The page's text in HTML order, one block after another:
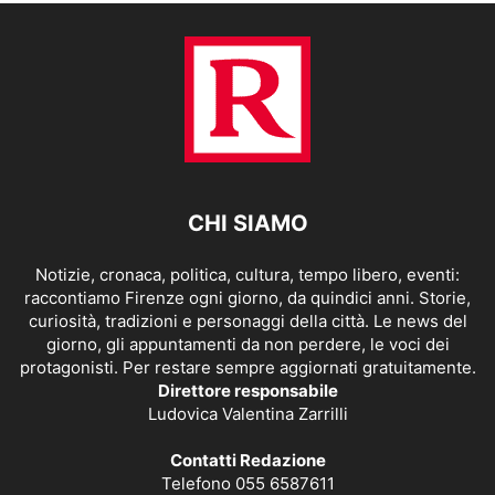
CHI SIAMO
Notizie, cronaca, politica, cultura, tempo libero, eventi:
raccontiamo Firenze ogni giorno, da quindici anni. Storie,
curiosità, tradizioni e personaggi della città. Le news del
giorno, gli appuntamenti da non perdere, le voci dei
protagonisti. Per restare sempre aggiornati gratuitamente.
Direttore responsabile
Ludovica Valentina Zarrilli
Contatti Redazione
Telefono 055 6587611